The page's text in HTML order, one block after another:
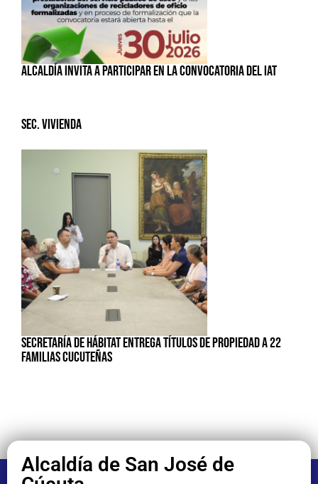
ALCALDÍA INVITA A PARTICIPAR EN LA CONVOCATORIA DEL IAT
Sec. Vivienda
SECRETARÍA DE HÁBITAT ENTREGA TÍTULOS DE PROPIEDAD A 22
FAMILIAS CUCUTEÑAS
Alcaldía de San José de